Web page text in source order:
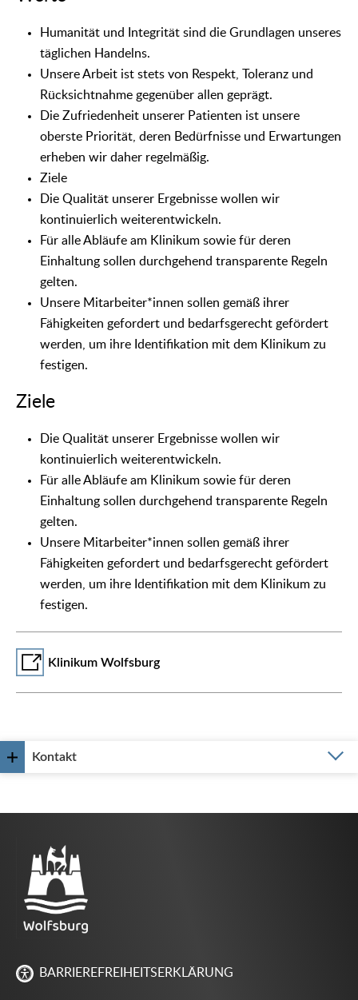
Humanität und Integrität sind die Grundlagen unseres
täglichen Handelns.
Unsere Arbeit ist stets von Respekt, Toleranz und
Rücksichtnahme gegenüber allen geprägt.
Die Zufriedenheit unserer Patienten ist unsere
oberste Priorität, deren Bedürfnisse und Erwartungen
erheben wir daher regelmäßig.
Ziele
Die Qualität unserer Ergebnisse wollen wir
kontinuierlich weiterentwickeln.
Für alle Abläufe am Klinikum sowie für deren
Einhaltung sollen durchgehend transparente Regeln
gelten.
Unsere Mitarbeiter*innen sollen gemäß ihrer
Fähigkeiten gefordert und bedarfsgerecht gefördert
werden, um ihre Identifikation mit dem Klinikum zu
festigen.
Ziele
Die Qualität unserer Ergebnisse wollen wir
kontinuierlich weiterentwickeln.
Für alle Abläufe am Klinikum sowie für deren
Einhaltung sollen durchgehend transparente Regeln
gelten.
Unsere Mitarbeiter*innen sollen gemäß ihrer
Fähigkeiten gefordert und bedarfsgerecht gefördert
werden, um ihre Identifikation mit dem Klinikum zu
festigen.
Klinikum Wolfsburg
Kontakt
BARRIEREFREIHEITSERKLÄRUNG